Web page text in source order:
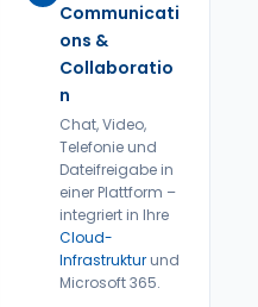
Communicati
ons &
Collaboratio
n
Chat, Video,
Telefonie und
Dateifreigabe in
einer Plattform –
integriert in Ihre
Cloud-
Infrastruktur und
Microsoft 365.